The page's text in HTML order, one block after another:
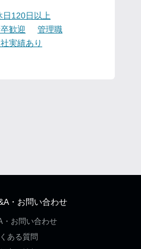
日120日以上
歓迎
管理職
社実績あり
・お問い合わせ
・お問い合わせ
ある質問